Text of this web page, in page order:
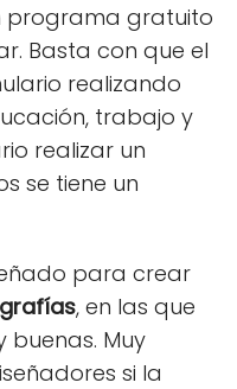
programa gratuito
Basta con que el
realizando
trabajo y
realizar un
se tiene un
para crear
, en las que
buenas. Muy
si la